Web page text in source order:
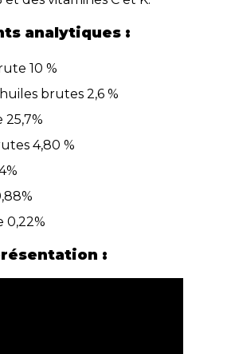
analytiques :
10 %
brutes 2,6 %
4,80 %
0,22%
: